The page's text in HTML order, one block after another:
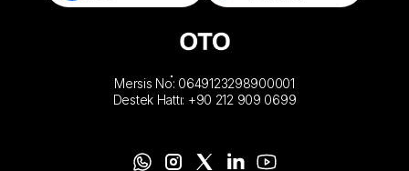
Mersis No: 0649123298900001
Destek Hattı: +90 212 909 0699